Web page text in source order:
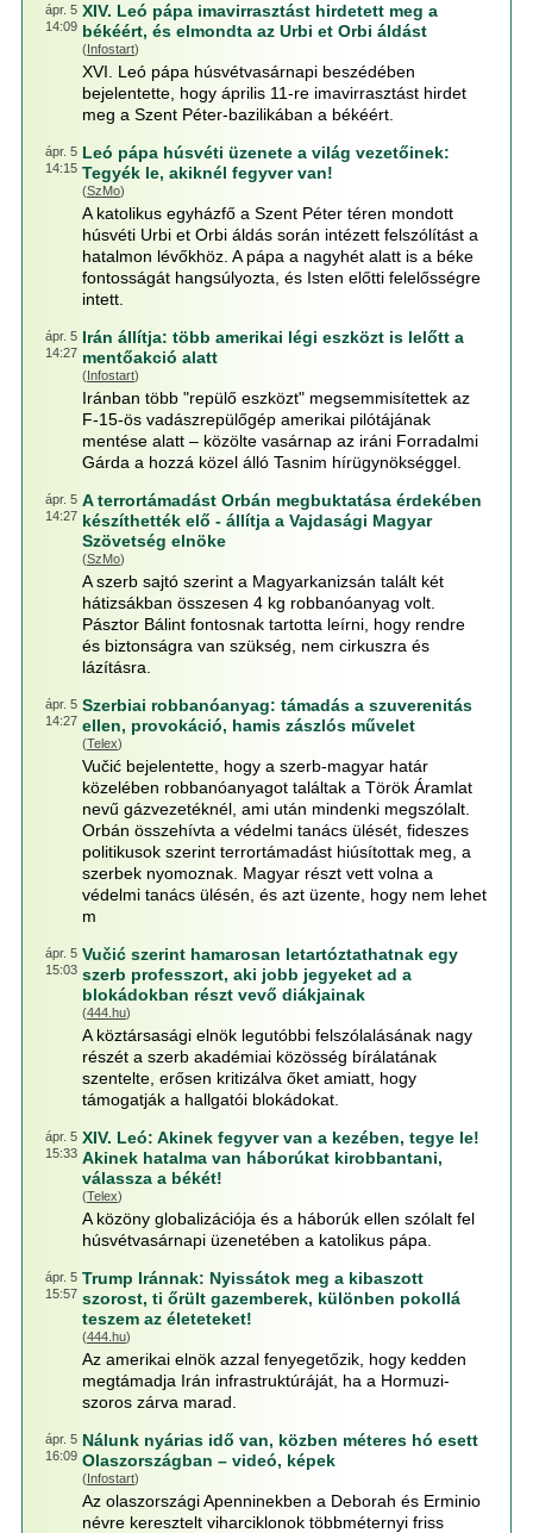
ápr. 5
14:09
XIV. Leó pápa imavirrasztást hirdetett meg a
békéért, és elmondta az Urbi et Orbi áldást
(Infostart)
XVI. Leó pápa húsvétvasárnapi beszédében
bejelentette, hogy április 11-re imavirrasztást hirdet
meg a Szent Péter-bazilikában a békéért.
ápr. 5
14:15
Leó pápa húsvéti üzenete a világ vezetőinek:
Tegyék le, akiknél fegyver van!
(SzMo)
A katolikus egyházfő a Szent Péter téren mondott
húsvéti Urbi et Orbi áldás során intézett felszólítást a
hatalmon lévőkhöz. A pápa a nagyhét alatt is a béke
fontosságát hangsúlyozta, és Isten előtti felelősségre
intett.
ápr. 5
14:27
Irán állítja: több amerikai légi eszközt is lelőtt a
mentőakció alatt
(Infostart)
Iránban több "repülő eszközt" megsemmisítettek az
F-15-ös vadászrepülőgép amerikai pilótájának
mentése alatt – közölte vasárnap az iráni Forradalmi
Gárda a hozzá közel álló Tasnim hírügynökséggel.
ápr. 5
14:27
A terrortámadást Orbán megbuktatása érdekében
készíthették elő - állítja a Vajdasági Magyar
Szövetség elnöke
(SzMo)
A szerb sajtó szerint a Magyarkanizsán talált két
hátizsákban összesen 4 kg robbanóanyag volt.
Pásztor Bálint fontosnak tartotta leírni, hogy rendre
és biztonságra van szükség, nem cirkuszra és
lázításra.
ápr. 5
14:27
Szerbiai robbanóanyag: támadás a szuverenitás
ellen, provokáció, hamis zászlós művelet
(Telex)
Vučić bejelentette, hogy a szerb-magyar határ
közelében robbanóanyagot találtak a Török Áramlat
nevű gázvezetéknél, ami után mindenki megszólalt.
Orbán összehívta a védelmi tanács ülését, fideszes
politikusok szerint terrortámadást hiúsítottak meg, a
szerbek nyomoznak. Magyar részt vett volna a
védelmi tanács ülésén, és azt üzente, hogy nem lehet
m
ápr. 5
15:03
Vučić szerint hamarosan letartóztathatnak egy
szerb professzort, aki jobb jegyeket ad a
blokádokban részt vevő diákjainak
(444.hu)
A köztársasági elnök legutóbbi felszólalásának nagy
részét a szerb akadémiai közösség bírálatának
szentelte, erősen kritizálva őket amiatt, hogy
támogatják a hallgatói blokádokat.
ápr. 5
15:33
XIV. Leó: Akinek fegyver van a kezében, tegye le!
Akinek hatalma van háborúkat kirobbantani,
válassza a békét!
(Telex)
A közöny globalizációja és a háborúk ellen szólalt fel
húsvétvasárnapi üzenetében a katolikus pápa.
ápr. 5
15:57
Trump Iránnak: Nyissátok meg a kibaszott
szorost, ti őrült gazemberek, különben pokollá
teszem az életeteket!
(444.hu)
Az amerikai elnök azzal fenyegetőzik, hogy kedden
megtámadja Irán infrastruktúráját, ha a Hormuzi-
szoros zárva marad.
ápr. 5
16:09
Nálunk nyárias idő van, közben méteres hó esett
Olaszországban – videó, képek
(Infostart)
Az olaszországi Apenninekben a Deborah és Erminio
névre keresztelt viharciklonok többméternyi friss